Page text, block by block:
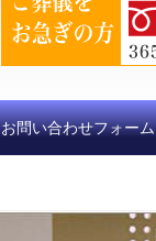
お問い合わせフォーム